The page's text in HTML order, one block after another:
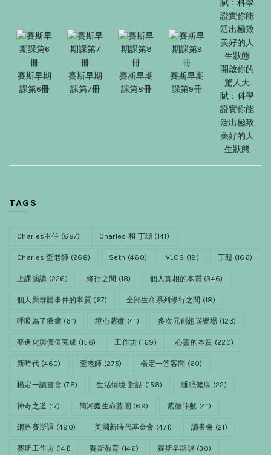
賽斯早期
課第6冊
賽斯早期
課第7冊
賽斯早期
課第8冊
賽斯早期
課第9冊
開啟你的
驚人天
賦：科學
證實你能
活出極致
美好的人
生狀態
TAGS
Charles主任 (687) Charles 和 丁珊 (141)
Charles 查老師 (268) Seth (460) VLOG (19) 丁珊 (166)
上課演講 (226) 修行之間 (18) 個人實相的本質(346)
個人與群體事件的本質 (67) 全部生命系列修行之間 (18)
呼吸為了療癒 (61) 境心紫微 (41) 多次元創想遊樂場 (123)
夢進化與價值完成 (156) 工作坊 (169) 心靈的本質 (220)
新時代(460) 查老師 (275) 楊定一答客問 (60)
楊定一讀書會 (78) 生活情境 對話 (158) 睡眠健康 (22)
神奇之道 (17) 簡湘庭生命藍圖 (69) 紫微斗數 (41)
網路賽斯課 (490) 美國新時代基金會 (471) 讀書會 (21)
賽斯工作坊 (141) 賽斯教育 (146) 賽斯早期課 (30)